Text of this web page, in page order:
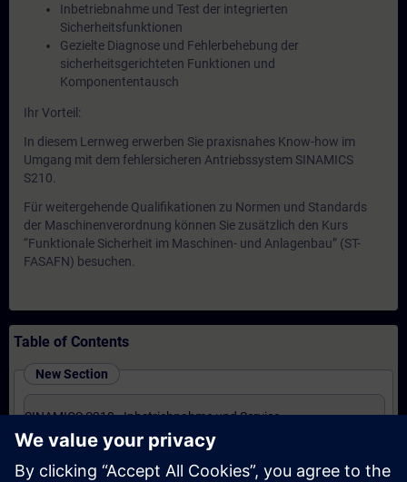
Inbetriebnahme und Test der integrierten
Sicherheitsfunktionen
Gezielte Diagnose und Fehlerbehebung der
sicherheitsgerichteten Funktionen und
Komponententausch
Ihr Vorteil:
In diesem Lernweg erwerben Sie praxisnahes Know-how im
Umgang mit dem fehlersicheren Antriebssystem SINAMICS
S210.
Für weitergehende Qualifikationen zu Normen und Standards
der Maschinenverordnung können Sie zusätzlich den Kurs
“Funktionale Sicherheit im Maschinen- und Anlagenbau” (ST-
FASAFN) besuchen.
Table of Contents
New Section
SINAMICS S210 - Inbetriebnahme und Service
(Präsenz-Training)